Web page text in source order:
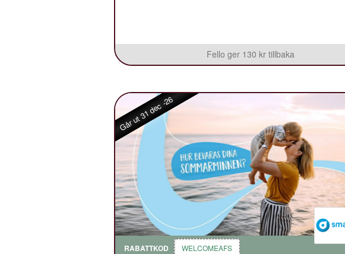
Fello ger 130 kr tillbaka
Går ut 31 dec -26
RABATTKOD WELCOMEAFS